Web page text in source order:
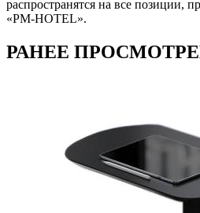
распространятся на все позиции,
«PM-HOTEL».
РАНЕЕ